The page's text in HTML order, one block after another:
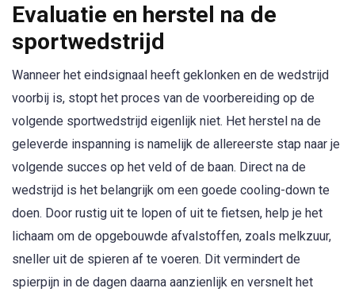
Evaluatie en herstel na de
sportwedstrijd
Wanneer het eindsignaal heeft geklonken en de wedstrijd
voorbij is, stopt het proces van de voorbereiding op de
volgende sportwedstrijd eigenlijk niet. Het herstel na de
geleverde inspanning is namelijk de allereerste stap naar je
volgende succes op het veld of de baan. Direct na de
wedstrijd is het belangrijk om een goede cooling-down te
doen. Door rustig uit te lopen of uit te fietsen, help je het
lichaam om de opgebouwde afvalstoffen, zoals melkzuur,
sneller uit de spieren af te voeren. Dit vermindert de
spierpijn in de dagen daarna aanzienlijk en versnelt het